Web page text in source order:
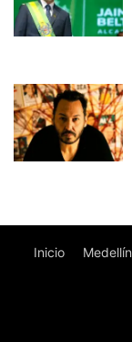
Inicio Medellín